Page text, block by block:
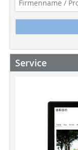
Service